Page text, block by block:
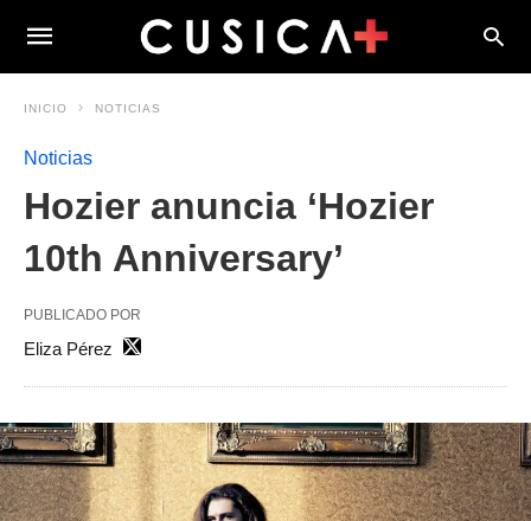
INICIO NOTICIAS
Noticias
Hozier anuncia ‘Hozier
10th Anniversary’
PUBLICADO POR
Eliza Pérez